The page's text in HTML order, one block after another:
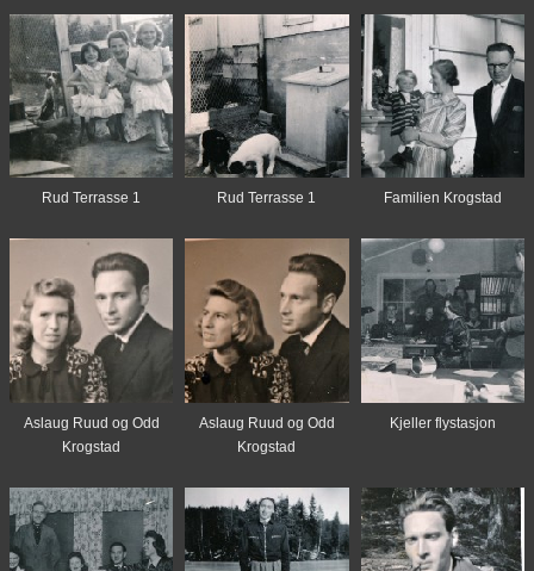
Rud Terrasse 1 Rud Terrasse 1 Familien Krogstad
Aslaug Ruud og Odd
Krogstad
Aslaug Ruud og Odd
Krogstad
Kjeller flystasjon